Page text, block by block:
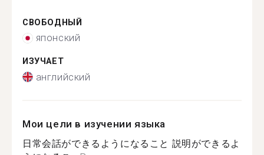
СВОБОДНЫЙ
японский
ИЗУЧАЕТ
английский
Мои цели в изучении языка
日常会話ができるようになること 説明ができるよ